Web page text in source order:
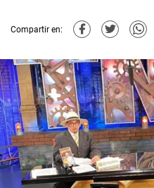
Compartir en: